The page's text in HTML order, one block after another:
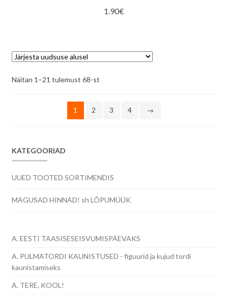
1.90€
Näitan 1–21 tulemust 68-stSorditud
1
2 3 4 →
KATEGOORIAD
UUED TOOTED SORTIMENDIS
MAGUSAD HINNAD! sh LÕPUMÜÜK
A. EESTI TAASISESEISVUMISPÄEVAKS
A. PULMATORDI KAUNISTUSED - figuurid ja kujud tordi
kaunistamiseks
A. TERE, KOOL!